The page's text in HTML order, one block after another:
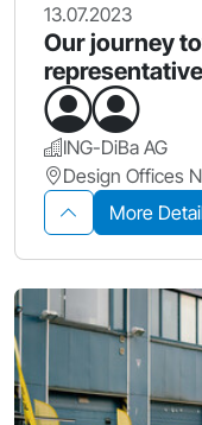
13.07.2023
Our journey
ING-DiBa AG
Design Offices
More